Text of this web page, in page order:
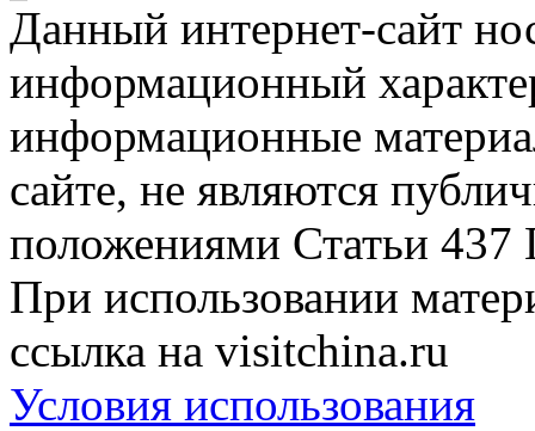
Данный интернет-сайт
информационный
информационные
сайте, не являются
положениями Статьи 437
При использовании
ссылка на visitchina.ru
Условия использования